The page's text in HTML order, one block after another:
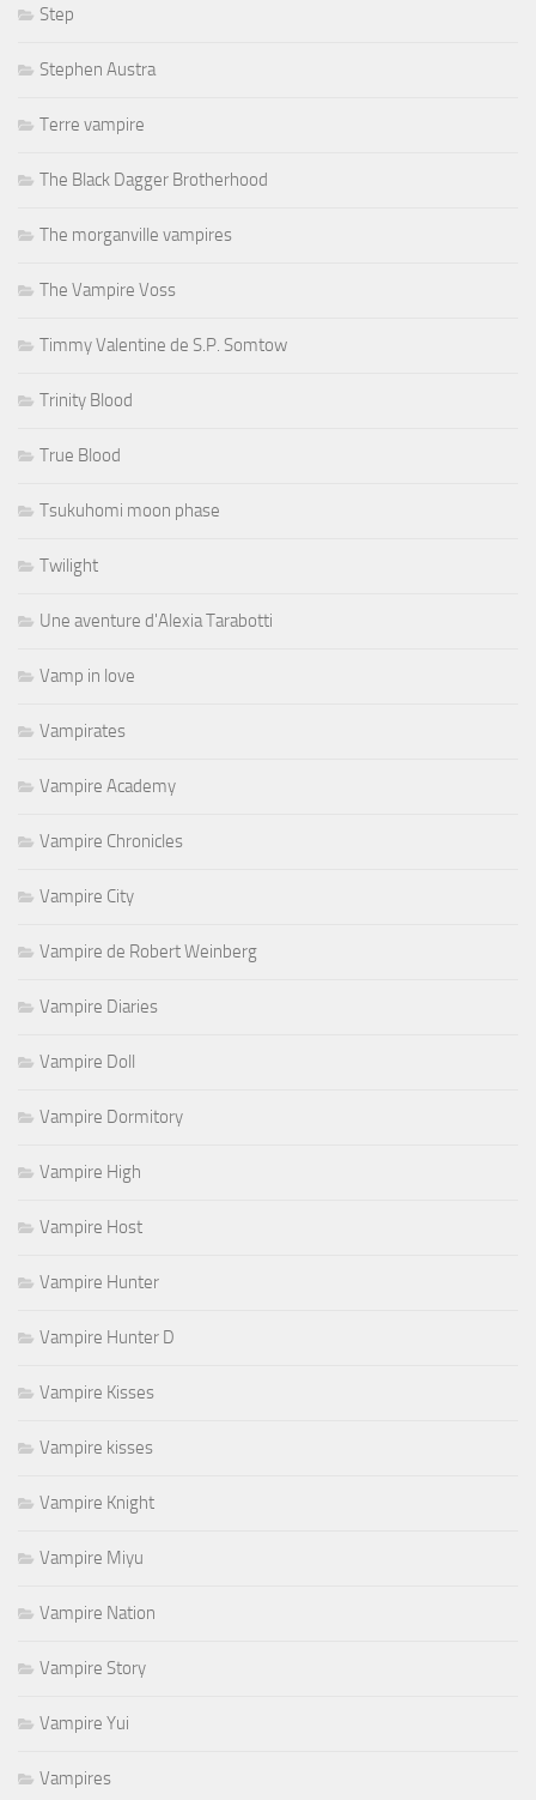
Step
Stephen Austra
Terre vampire
The Black Dagger Brotherhood
The morganville vampires
The Vampire Voss
Timmy Valentine de S.P. Somtow
Trinity Blood
True Blood
Tsukuhomi moon phase
Twilight
Une aventure d'Alexia Tarabotti
Vamp in love
Vampirates
Vampire Academy
Vampire Chronicles
Vampire City
Vampire de Robert Weinberg
Vampire Diaries
Vampire Doll
Vampire Dormitory
Vampire High
Vampire Host
Vampire Hunter
Vampire Hunter D
Vampire Kisses
Vampire kisses
Vampire Knight
Vampire Miyu
Vampire Nation
Vampire Story
Vampire Yui
Vampires